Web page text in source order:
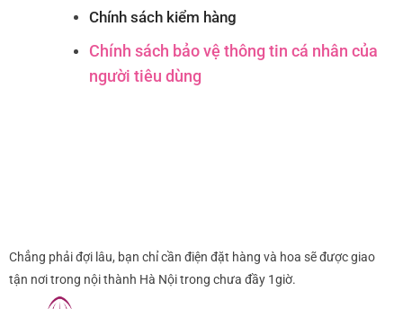
Chính sách kiểm hàng
Chính sách bảo vệ thông tin cá nhân của
người tiêu dùng
Chẳng phải đợi lâu, bạn chỉ cần điện đặt hàng và hoa sẽ được giao
tận nơi trong nội thành Hà Nội trong chưa đầy 1giờ.